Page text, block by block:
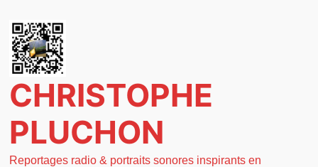
contenu
CHRISTOPHE
PLUCHON
Reportages radio & portraits sonores inspirants en